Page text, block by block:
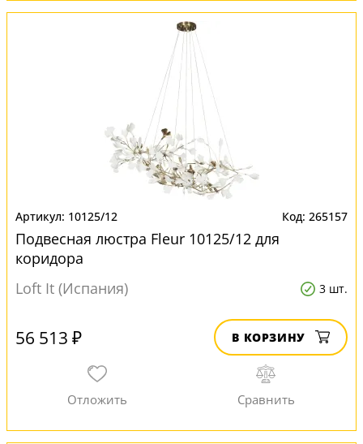
10125/12 265157
Подвесная люстра Fleur 10125/12 для
коридора
Loft It (Испания)
3 шт.
56 513 ₽ В КОРЗИНУ